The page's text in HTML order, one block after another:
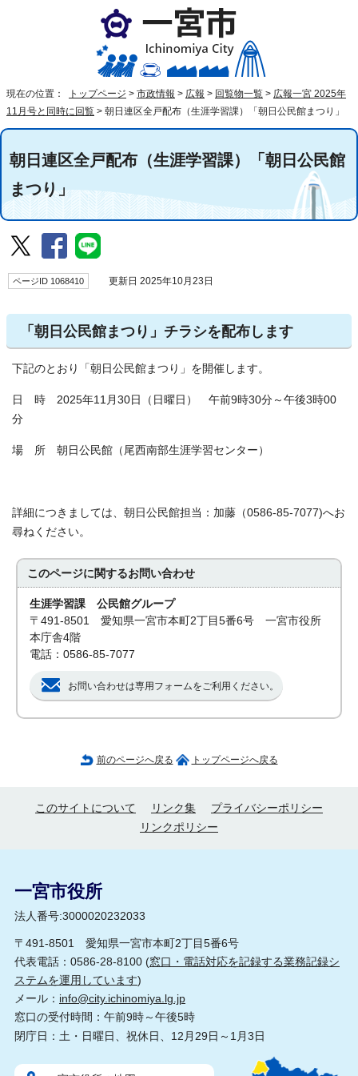
現在の位置： トップページ > 市政情報 > 広報 > 回覧物一覧 > 広報一宮 2025年
11月号と同時に回覧 > 朝日連区全戸配布（生涯学習課）「朝日公民館まつり」
朝日連区全戸配布（生涯学習課）「朝日公民館
まつり」
ページID 1068410 更新日 2025年10月23日
「朝日公民館まつり」チラシを配布します
下記のとおり「朝日公民館まつり」を開催します。
日 時 2025年11月30日（日曜日） 午前9時30分～午後3時00
分
場 所 朝日公民館（尾西南部生涯学習センター）
詳細につきましては、朝日公民館担当：加藤（0586-85-7077)へお
尋ねください。
このページに関するお問い合わせ
生涯学習課 公民館グループ
〒491-8501 愛知県一宮市本町2丁目5番6号 一宮市役所
本庁舎4階
電話：0586-85-7077
お問い合わせは専用フォームをご利用ください。
前のページへ戻る トップページへ戻る
このサイトについて リンク集
プライバシーポリシー
リンクポリシー
一宮市役所
法人番号:3000020232033
〒491-8501 愛知県一宮市本町2丁目5番6号
代表電話：0586-28-8100 (窓口・電話対応を記録する業務記録シ
ステムを運用しています)
メール： info@city.ichinomiya.lg.jp
窓口の受付時間：午前9時～午後5時
閉庁日：土・日曜日、祝休日、12月29日～1月3日